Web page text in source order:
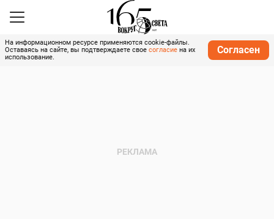
На информационном ресурсе применяются cookie-файлы.
Оставаясь на сайте, вы подтверждаете свое согласие на их
использование.
Согласен